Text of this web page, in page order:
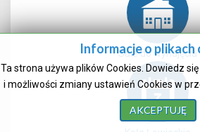
Sale do wynajęcia
Informacje o plikach
Ta strona używa plików Cookies. Dowiedz
i możliwości zmiany ustawień Cookies w
AKCEPTUJĘ